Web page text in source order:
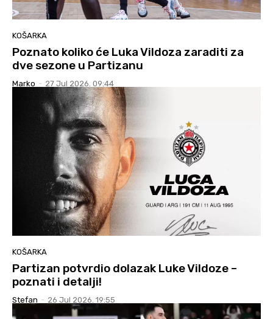
KOŠARKA
Poznato koliko će Luka Vildoza zaraditi za
dve sezone u Partizanu
Marko - 27 Jul 2026. 09:44
KOŠARKA
Partizan potvrdio dolazak Luke Vildoze –
poznati i detalji!
Stefan - 26 Jul 2026. 19:55